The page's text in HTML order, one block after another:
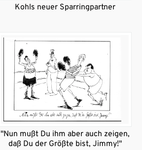
Kohls neuer Sparringpartner
"Nun mußt Du ihm aber auch zeigen,
daß Du der Größte bist, Jimmy!"